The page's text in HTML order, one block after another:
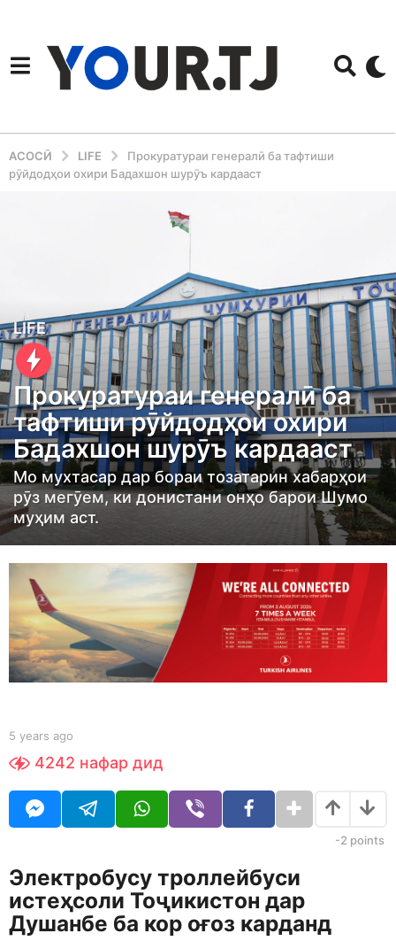
АСОСӢ LIFE
Прокуратураи генералӣ ба тафтиши
рӯйдодҳои охири Бадахшон шурӯъ кардааст
5
y
e
a
r
s
a
g
o
5
y
r
s
a
o
LIFE
Прокуратураи генералӣ ба
тафтиши рӯйдодҳои охири
Бадахшон шурӯъ кардааст
Мо мухтасар дар бораи тозатарин хабарҳои
рӯз мегӯем, ки донистани онҳо барои Шумо
муҳим аст.
b
t
a
e
t
o
r
5 years ago
e
o
4242 нафар дид
-2 points
Электробусу троллейбуси
истеҳсоли Тоҷикистон дар
Душанбе ба кор оғоз карданд